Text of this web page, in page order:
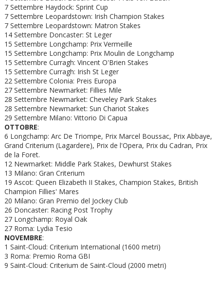
7 Settembre Haydock: Sprint Cup
7 Settembre Leopardstown: Irish Champion Stakes
7 Settembre Leopardstown: Matron Stakes
14 Settembre Doncaster: St Leger
15 Settembre Longchamp: Prix Vermeille
15 Settembre Longchamp: Prix Moulin de Longchamp
15 Settembre Curragh: Vincent O'Brien Stakes
15 Settembre Curragh: Irish St Leger
22 Settembre Colonia: Preis Europa
27 Settembre Newmarket: Fillies Mile
28 Settembre Newmarket: Cheveley Park Stakes
28 Settembre Newmarket: Sun Chariot Stakes
29 Settembre Milano: Vittorio Di Capua
OTTOBRE:
6 Longchamp: Arc De Triompe, Prix Marcel Boussac, Prix Abbaye,
Grand Criterium (Lagardere), Prix de l'Opera, Prix du Cadran, Prix
de la Foret.
12 Newmarket: Middle Park Stakes, Dewhurst Stakes
13 Milano: Gran Criterium
19 Ascot: Queen Elizabeth II Stakes, Champion Stakes, British
Champion Fillies' Mares
20 Milano: Gran Premio del Jockey Club
26 Doncaster: Racing Post Trophy
27 Longchamp: Royal Oak
27 Roma: Lydia Tesio
NOVEMBRE:
1 Saint-Cloud: Criterium International (1600 metri)
3 Roma: Premio Roma GBI
9 Saint-Cloud: Criterium de Saint-Cloud (2000 metri)